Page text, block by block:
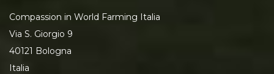
Compassion in World Farming Italia
Via S. Giorgio 9
40121 Bologna
Italia